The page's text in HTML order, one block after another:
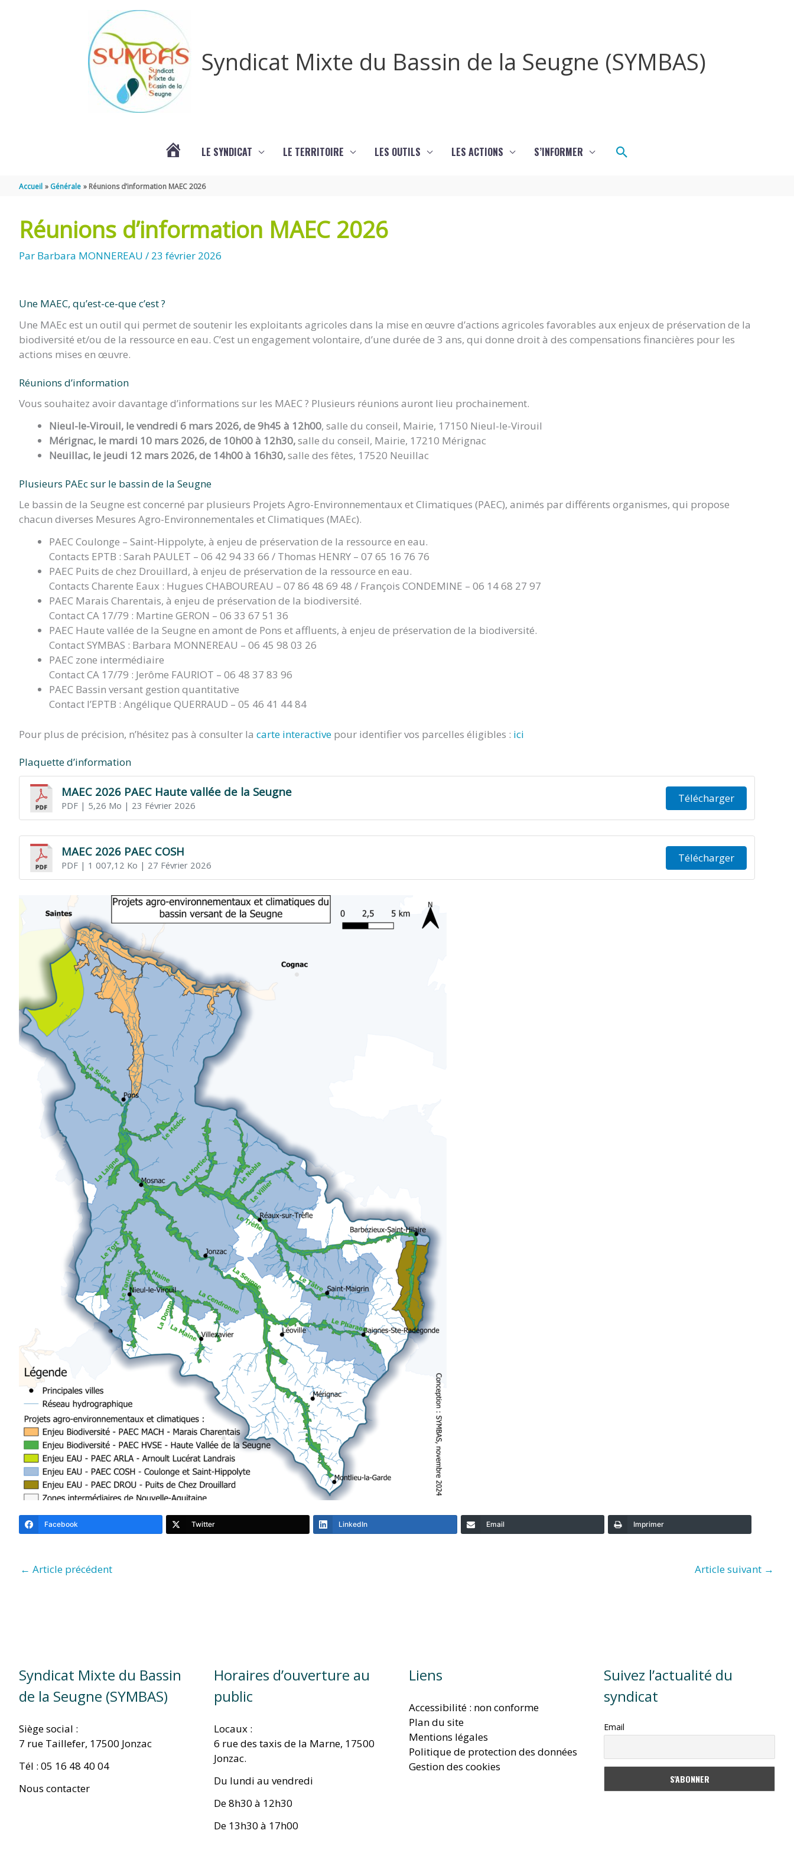
Syndicat Mixte du Bassin de la Seugne (SYMBAS)
LE SYNDICAT LE TERRITOIRE LES OUTILS LES ACTIONS S’INFORMER Rechercher
Accueil Générale Réunions d’information MAEC 2026
Réunions d’information MAEC 2026
Par Barbara MONNEREAU / 23 février 2026
Une MAEC, qu’est-ce-que c’est ?
Une MAEc est un outil qui permet de soutenir les exploitants agricoles dans la mise en œuvre d’actions agricoles favorables aux enjeux de préservation de la
biodiversité et/ou de la ressource en eau. C’est un engagement volontaire, d’une durée de 3 ans, qui donne droit à des compensations financières pour les
actions mises en œuvre.
Réunions d’information
Vous souhaitez avoir davantage d’informations sur les MAEC ? Plusieurs réunions auront lieu prochainement.
Nieul-le-Virouil, le vendredi 6 mars 2026, de 9h45 à 12h00, salle du conseil, Mairie, 17150 Nieul-le-Virouil
Mérignac, le mardi 10 mars 2026,de 10h00 à 12h30,salle du conseil, Mairie, 17210 Mérignac
Neuillac, le jeudi 12 mars 2026, de 14h00 à 16h30,salle des fêtes, 17520 Neuillac
Plusieurs PAEc sur le bassin de la Seugne
Le bassin de la Seugne est concerné par plusieurs Projets Agro-Environnementaux et Climatiques (PAEC), animés par différents organismes, qui propose
chacun diverses Mesures Agro-Environnementales et Climatiques (MAEc).
PAEC Coulonge – Saint-Hippolyte, à enjeu de préservation de la ressource en eau.
Contacts EPTB : Sarah PAULET – 06 42 94 33 66 / Thomas HENRY – 07 65 16 76 76
PAEC Puits de chez Drouillard, à enjeu de préservation de la ressource en eau.
Contacts Charente Eaux : Hugues CHABOUREAU – 07 86 48 69 48 / François CONDEMINE – 06 14 68 27 97
PAEC Marais Charentais, à enjeu de préservation de la biodiversité.
Contact CA 17/79 : Martine GERON – 06 33 67 51 36
PAEC Haute vallée de la Seugne en amont de Pons et affluents, à enjeu de préservation de la biodiversité.
Contact SYMBAS : Barbara MONNEREAU – 06 45 98 03 26
PAEC zone intermédiaire
Contact CA 17/79 : Jerôme FAURIOT – 06 48 37 83 96
PAEC Bassin versant gestion quantitative
Contact l’EPTB : Angélique QUERRAUD – 05 46 41 44 84
Pour plus de précision, n’hésitez pas à consulter la carte interactive pour identifier vos parcelles éligibles : ici
Plaquette d’information
MAEC 2026 PAEC Haute vallée de la Seugne
PDF| 5,26 Mo | 23 Février 2026
Télécharger
MAEC 2026 PAEC COSH
PDF| 1 007,12 Ko | 27 Février 2026
Télécharger
Facebook Twitter LinkedIn Email Imprimer
← Article précédent Article suivant →
Syndicat Mixte du Bassin
de la Seugne (SYMBAS)
Siège social :
7 rue Taillefer, 17500 Jonzac
Tél : 05 16 48 40 04
Nous contacter
Horaires d’ouverture au
public
Locaux :
6 rue des taxis de la Marne, 17500
Jonzac.
Du lundi au vendredi
De 8h30 à 12h30
De 13h30 à 17h00
Liens
Accessibilité : non conforme
Plan du site
Mentions légales
Politique de protection des données
Gestion des cookies
Suivez l’actualité du
syndicat
Email